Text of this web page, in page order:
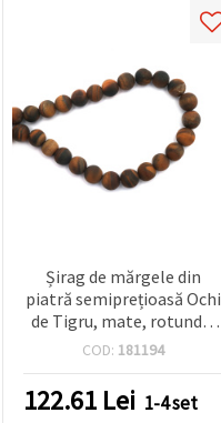
Șirag de mărgele din
piatră semiprețioasă Ochi
de Tigru, mate, rotunde,
10 mm, ~37 bucăți
COD: 181194
122.61 Lei 1-4 set